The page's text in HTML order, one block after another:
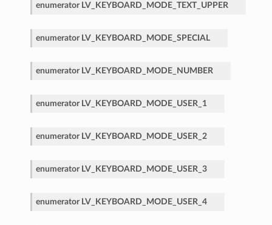
enumerator LV_KEYBOARD_MODE_TEXT_UPPER
enumerator LV_KEYBOARD_MODE_SPECIAL
enumerator LV_KEYBOARD_MODE_NUMBER
enumerator LV_KEYBOARD_MODE_USER_1
enumerator LV_KEYBOARD_MODE_USER_2
enumerator LV_KEYBOARD_MODE_USER_3
enumerator LV_KEYBOARD_MODE_USER_4